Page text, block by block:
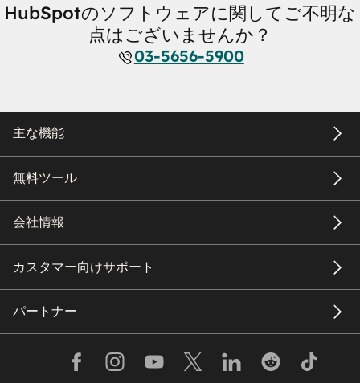
HubSpotのソフトウェアに関してご不明な
点はございませんか？
03-5656-5900
主な機能
無料ツール
会社情報
カスタマー向けサポート
パートナー